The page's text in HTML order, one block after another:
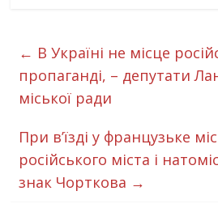
← В Україні не місце
пропаганді, – депутати
міської ради
При в’їзді у французьке
російського міста і
знак Чорткова →